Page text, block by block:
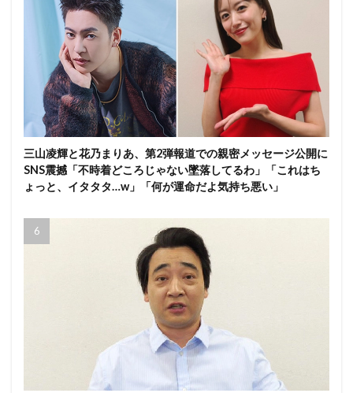
三山凌輝と花乃まりあ、第2弾報道での親密メッセージ公開に
SNS震撼「不時着どころじゃない墜落してるわ」「これはち
ょっと、イタタタ…w」「何が運命だよ気持ち悪い」